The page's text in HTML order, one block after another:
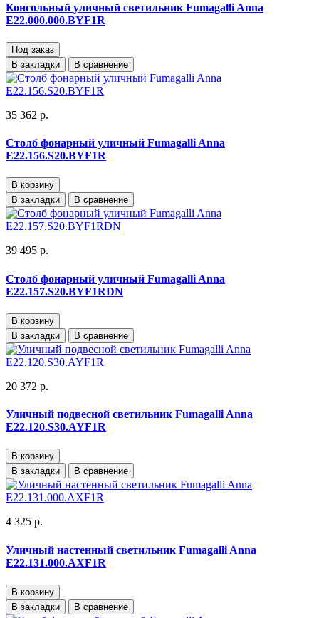
Консольный уличный светильник Fumagalli Anna
E22.000.000.BYF1R
Под заказ
В закладки
В сравнение
35 362 р.
Столб фонарный уличный Fumagalli Anna
E22.156.S20.BYF1R
В корзину
В закладки
В сравнение
39 495 р.
Столб фонарный уличный Fumagalli Anna
E22.157.S20.BYF1RDN
В корзину
В закладки
В сравнение
20 372 р.
Уличный подвесной светильник Fumagalli Anna
E22.120.S30.AYF1R
В корзину
В закладки
В сравнение
4 325 р.
Уличный настенный светильник Fumagalli Anna
E22.131.000.AXF1R
В корзину
В закладки
В сравнение